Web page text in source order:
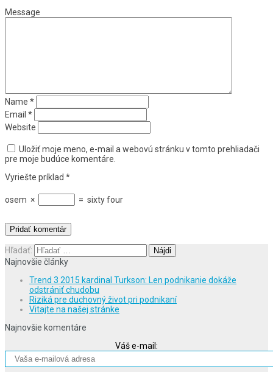
Message
Name *
Email *
Website
Uložiť moje meno, e-mail a webovú stránku v tomto prehliadači
pre moje budúce komentáre.
Vyriešte príklad *
osem × = sixty four
Hľadať:
Najnovšie články
Trend 3 2015 kardinal Turkson: Len podnikanie dokáže
odstrániť chudobu
Riziká pre duchovný život pri podnikaní
Vitajte na našej stránke
Najnovšie komentáre
Váš e-mail: